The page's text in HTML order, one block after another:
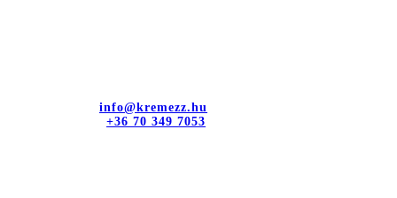
info@kremezz.hu
+36 70 349 7053